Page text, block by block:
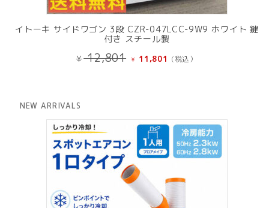
イトーキ サイドワゴン 3段 CZR-047LCC-9W9 ホワイト 鍵
付き スチール製
¥12,801 元
で
た。
¥ 11,801 現
¥ 11,801
す。
(税込）
NEW ARRIVALS